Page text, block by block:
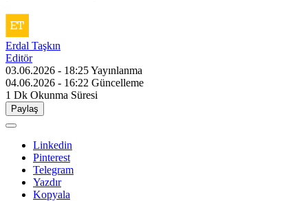
Erdal Taşkın
Editör
03.06.2026 - 18:25Yayınlanma
04.06.2026 - 16:22 Güncelleme
1 Dk Okunma Süresi
Paylaş
Linkedin
Pinterest
Telegram
Yazdır
Kopyala